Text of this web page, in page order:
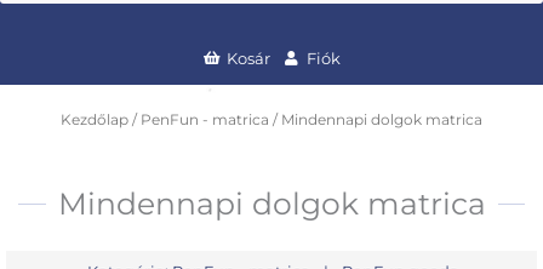
Kosár Fiók
Kezdőlap / PenFun - matrica / Mindennapi dolgok matrica
Mindennapi dolgok matrica